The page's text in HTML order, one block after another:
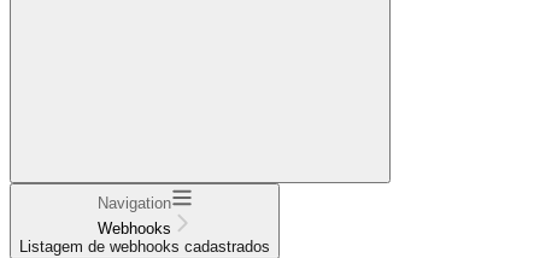
Navigation
Webhooks
Listagem de webhooks cadastrados